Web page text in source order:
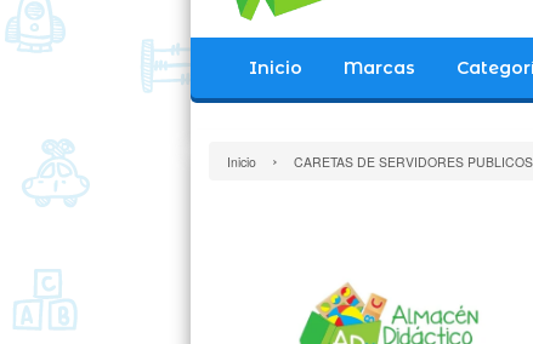
Inicio Marcas
Inicio › CARETAS DE SERVIDORES